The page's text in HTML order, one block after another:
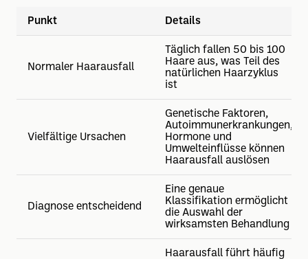
Punkt Details
Normaler Haarausfall
Täglich fallen 50 bis 100
Haare aus, was Teil des
natürlichen Haarzyklus
ist
Vielfältige Ursachen
Genetische Faktoren,
Autoimmunerkrankungen,
Hormone und
Umwelteinflüsse können
Haarausfall auslösen
Diagnose entscheidend
Eine genaue
Klassifikation ermöglicht
die Auswahl der
wirksamsten Behandlung
Haarausfall führt häufig